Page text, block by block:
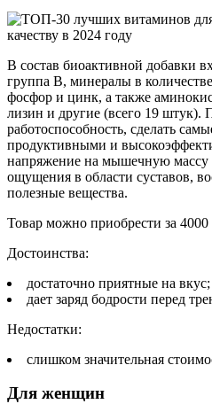
В состав биоактивной добавки
группа В, минералы в
фосфор и цинк, а также
лизин и другие (всего 19 штук).
работоспособность, сделать
продуктивными и
напряжение на мышечную
ощущения в области суставов,
полезные вещества.
Товар можно приобрести за 4000
Достоинства:
достаточно приятные на вкус;
дает заряд бодрости перед
Недостатки:
слишком значительная
Для женщин